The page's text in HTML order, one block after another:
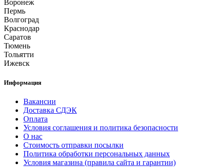
Воронеж
Пермь
Волгоград
Краснодар
Саратов
Тюмень
Тольятти
Ижевск
Информация
Вакансии
Доставка СДЭК
Оплата
Условия соглашения и политика безопасности
О нас
Стоимость отправки посылки
Политика обработки персональных данных
Условия магазина (правила сайта и гарантии)